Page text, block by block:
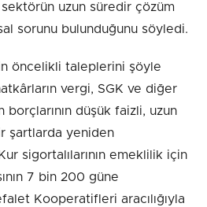
sektörün uzun süredir çözüm
sorunu bulunduğunu söyledi.
öncelikli taleplerini şöyle
vergi, SGK ve diğer
borçlarının düşük faizli, uzun
şartlarda yeniden
sigortalılarının emeklilik için
7 bin 200 güne
Kooperatifleri aracılığıyla